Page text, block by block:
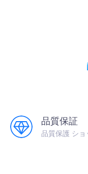
品質保証
品質保護 ショ